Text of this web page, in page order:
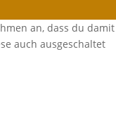
an, dass du damit
auch ausgeschaltet